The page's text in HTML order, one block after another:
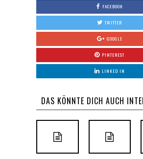
FACEBOOK
TWITTER
GOOGLE
PINTEREST
LINKED IN
DAS KÖNNTE DICH AUCH